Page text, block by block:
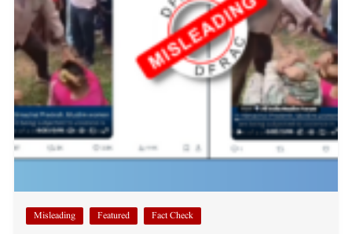
Fact Check
Featured
Misleading